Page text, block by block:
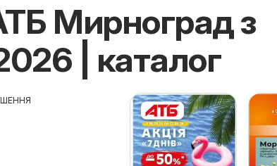
Мирноград з
| каталог